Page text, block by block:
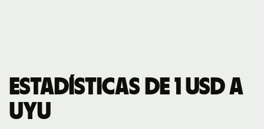
Estadísticas de 1 USD a
UYU